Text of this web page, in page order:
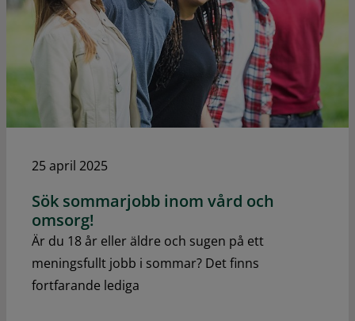
25 april 2025
Sök sommarjobb inom vård och
omsorg!
Är du 18 år eller äldre och sugen på ett
meningsfullt jobb i sommar? Det finns
fortfarande lediga